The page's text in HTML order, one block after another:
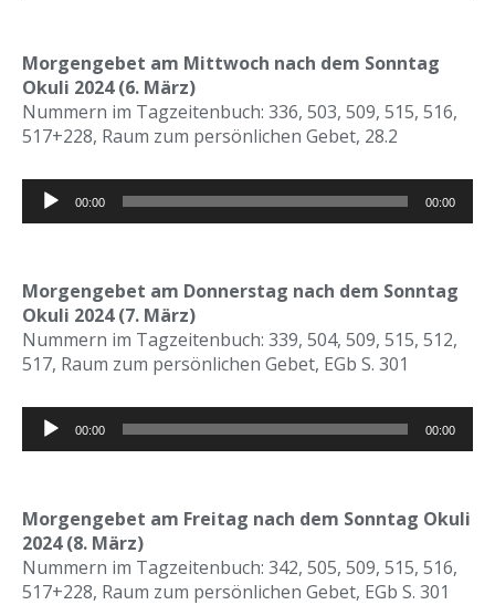
Morgengebet am Mittwoch nach dem Sonntag
Okuli 2024 (6. März)
Nummern im Tagzeitenbuch: 336, 503, 509, 515, 516,
517+228, Raum zum persönlichen Gebet, 28.2
Audio-
Player
00:00 00:00
Morgengebet am Donnerstag nach dem Sonntag
Okuli 2024 (7. März)
Nummern im Tagzeitenbuch: 339, 504, 509, 515, 512,
517, Raum zum persönlichen Gebet, EGb S. 301
Audio-
Player
00:00 00:00
Morgengebet am Freitag nach dem Sonntag Okuli
2024 (8. März)
Nummern im Tagzeitenbuch: 342, 505, 509, 515, 516,
517+228, Raum zum persönlichen Gebet, EGb S. 301